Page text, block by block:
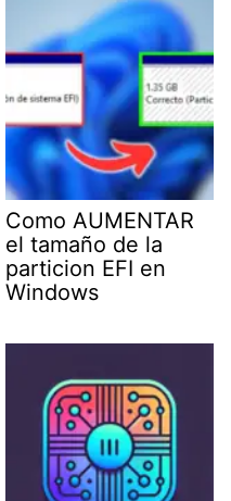
Como AUMENTAR
el tamaño de la
particion EFI en
Windows